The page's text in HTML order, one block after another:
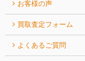
お客様の声
買取査定フォーム
よくあるご質問